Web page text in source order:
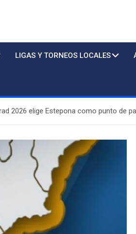
LIGAS Y TORNEOS LOCALES
2026 elige Estepona como punto de